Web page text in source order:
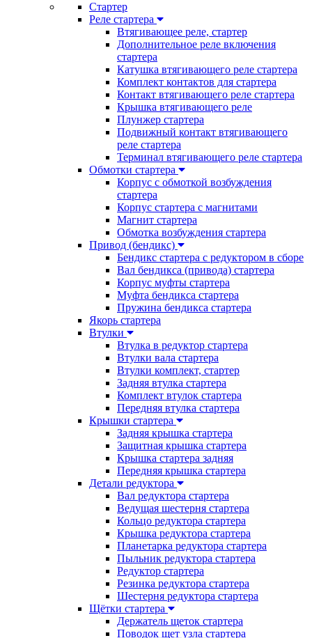
Стартер
Реле стартера
Втягивающее реле, стартер
Дополнительное реле включения
стартера
Катушка втягивающего реле стартера
Комплект контактов для стартера
Контакт втягивающего реле стартера
Крышка втягивающего реле
Плунжер стартера
Подвижный контакт втягивающего
реле стартера
Терминал втягивающего реле стартера
Обмотки стартера
Корпус с обмоткой возбуждения
стартера
Корпус стартера с магнитами
Магнит стартера
Обмотка возбуждения стартера
Привод (бендикс)
Бендикс стартера с редуктором в сборе
Вал бендикса (привода) стартера
Корпус муфты стартера
Муфта бендикса стартера
Пружина бендикса стартера
Якорь стартера
Втулки
Втулка в редуктор стартера
Втулки вала стартера
Втулки комплект, стартер
Задняя втулка стартера
Комплект втулок стартера
Передняя втулка стартера
Крышки стартера
Задняя крышка стартера
Защитная крышка стартера
Крышка стартера задняя
Передняя крышка стартера
Детали редуктора
Вал редуктора стартера
Ведущая шестерня стартера
Кольцо редуктора стартера
Крышка редуктора стартера
Планетарка редуктора стартера
Пыльник редуктора стартера
Редуктор стартера
Резинка редуктора стартера
Шестерня редуктора стартера
Щётки стартера
Держатель щеток стартера
Поводок щет узла стартера